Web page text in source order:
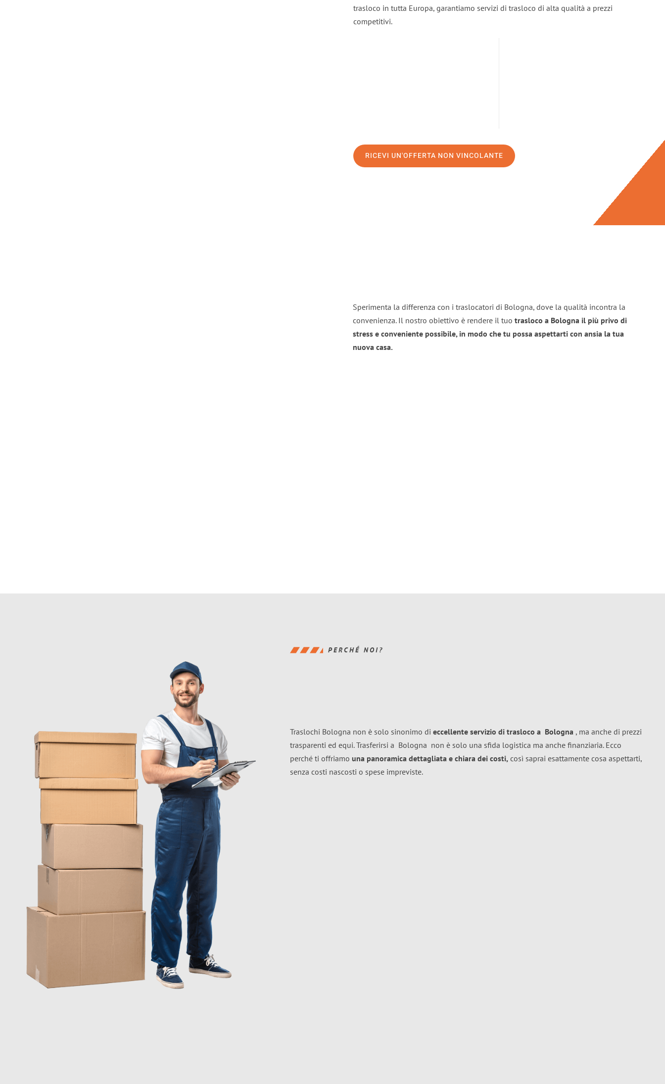
trasloco in tutta Europa, garantiamo servizi di trasloco di alta qualità a prezzi
competitivi.
RICEVI UN'OFFERTA NON VINCOLANTE
Sperimenta la differenza con i traslocatori di Bologna, dove la qualità incontra la
convenienza. Il nostro obiettivo è rendere il tuo trasloco a Bologna il più privo di
stress e conveniente possibile, in modo che tu possa aspettarti con ansia la tua
nuova casa.
PERCHÉ NOI?
Traslochi Bologna non è solo sinonimo di eccellente servizio di trasloco a Bologna , ma anche di prezzi
trasparenti ed equi. Trasferirsi a Bologna non è solo una sfida logistica ma anche finanziaria. Ecco
perché ti offriamo una panoramica dettagliata e chiara dei costi, così saprai esattamente cosa aspettarti,
senza costi nascosti o spese impreviste.